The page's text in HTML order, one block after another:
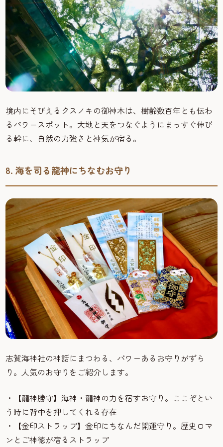
境内にそびえるクスノキの御神木は、樹齢数百年とも伝わ
るパワースポット。大地と天をつなぐようにまっすぐ伸び
る幹に、自然の力強さと神気が宿る。
8. 海を司る龍神にちなむお守り
志賀海神社の神話にまつわる、パワーあるお守りがずら
り。人気のお守りをご紹介します。
・【龍神勝守】海神・龍神の力を宿すお守り。ここぞとい
う時に背中を押してくれる存在
・【金印ストラップ】金印にちなんだ開運守り。歴史ロマ
ンとご神徳が宿るストラップ